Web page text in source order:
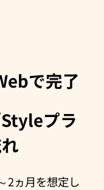
で完了
プラ
2ヵ月を想定し